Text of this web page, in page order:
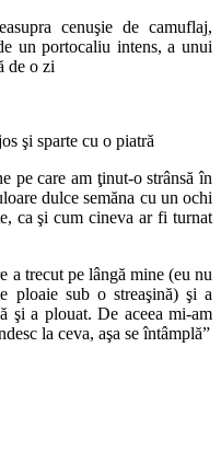
cenuşie de camuflaj,
un portocaliu intens, a unui
de o zi
şi sparte cu o piatră
pe care am ţinut-o strânsă în
dulce semăna cu un ochi
ca şi cum cineva ar fi turnat
trecut pe lângă mine (eu nu
ploaie sub o streaşină) şi a
şi a plouat. De aceea mi-am
la ceva, aşa se întâmplă”